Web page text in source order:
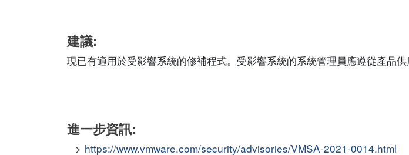
建議:
現已有適用於受影響系統的修補程式。受影響系統的系統管理員應遵從產品
進一步資訊:
https://www.vmware.com/security/advisories/VMSA-2021-0014.html